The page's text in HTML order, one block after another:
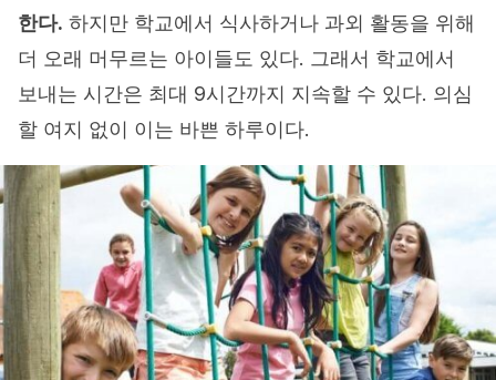
한다. 하지만 학교에서 식사하거나 과외 활동을 위해
더 오래 머무르는 아이들도 있다. 그래서 학교에서
보내는 시간은 최대 9시간까지 지속할 수 있다. 의심
할 여지 없이 이는 바쁜 하루이다.